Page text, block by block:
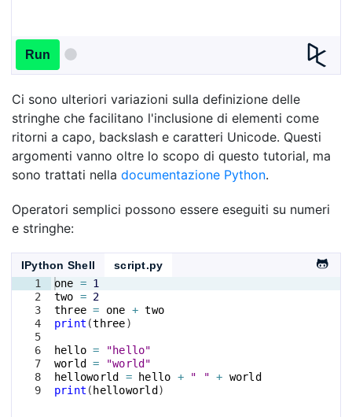
Run
Ci sono ulteriori variazioni sulla definizione delle
stringhe che facilitano l'inclusione di elementi come
ritorni a capo, backslash e caratteri Unicode. Questi
argomenti vanno oltre lo scopo di questo tutorial, ma
sono trattati nella documentazione Python.
Operatori semplici possono essere eseguiti su numeri
e stringhe:
IPython Shell
script.py
1
2
3
4
5
6
7
8
9
one = 1
two = 2
three = one + two
print (three)
hello =
"hello"
world
=
"world"
helloworld
= hello + " " + world
print ( helloworld )